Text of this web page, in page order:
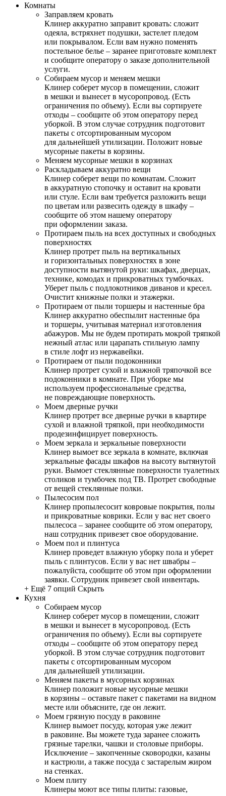
Комнаты
Заправляем кровать
Клинер аккуратно заправит кровать: сложит
одеяла, встряхнет подушки, застелет пледом
или покрывалом. Если вам нужно поменять
постельное белье – заранее приготовьте комплект
и сообщите оператору о заказе дополнительной
услуги.
Собираем мусор и меняем мешки
Клинер соберет мусор в помещении, сложит
в мешки и вынесет в мусоропровод. (Есть
ограничения по объему). Если вы сортируете
отходы – сообщите об этом оператору перед
уборкой. В этом случае сотрудник подготовит
пакеты с отсортированным мусором
для дальнейшей утилизации. Положит новые
мусорные пакеты в корзины.
Меняем мусорные мешки в корзинах
Раскладываем аккуратно вещи
Клинер соберет вещи по комнатам. Сложит
в аккуратную стопочку и оставит на кровати
или стуле. Если вам требуется разложить вещи
по цветам или развесить одежду в шкафу –
сообщите об этом нашему оператору
при оформлении заказа.
Протираем пыль на всех доступных и свободных
поверхностях
Клинер протрет пыль на вертикальных
и горизонтальных поверхностях в зоне
доступности вытянутой руки: шкафах, дверцах,
технике, комодах и прикроватных тумбочках.
Уберет пыль с подлокотников диванов и кресел.
Очистит книжные полки и этажерки.
Протираем от пыли торшеры и настенные бра
Клинер аккуратно обеспылит настенные бра
и торшеры, учитывая материал изготовления
абажуров. Мы не будем протирать мокрой тряпкой
нежный атлас или царапать стильную лампу
в стиле лофт из нержавейки.
Протираем от пыли подоконники
Клинер протрет сухой и влажной тряпочкой все
подоконники в комнате. При уборке мы
используем профессиональные средства,
не повреждающие поверхность.
Моем дверные ручки
Клинер протрет все дверные ручки в квартире
сухой и влажной тряпкой, при необходимости
продезинфицирует поверхность.
Моем зеркала и зеркальные поверхности
Клинер вымоет все зеркала в комнате, включая
зеркальные фасады шкафов на высоту вытянутой
руки. Вымоет стеклянные поверхности туалетных
столиков и тумбочек под ТВ. Протрет свободные
от вещей стеклянные полки.
Пылесосим пол
Клинер пропылесосит ковровые покрытия, полы
и прикроватные коврики. Если у вас нет своего
пылесоса – заранее сообщите об этом оператору,
наш сотрудник привезет свое оборудование.
Моем пол и плинтуса
Клинер проведет влажную уборку пола и уберет
пыль с плинтусов. Если у вас нет швабры –
пожалуйста, сообщите об этом при оформлении
заявки. Сотрудник привезет свой инвентарь.
+ Ещё 7 опций Скрыть
Кухня
Собираем мусор
Клинер соберет мусор в помещении, сложит
в мешки и вынесет в мусоропровод. (Есть
ограничения по объему). Если вы сортируете
отходы – сообщите об этом оператору перед
уборкой. В этом случае сотрудник подготовит
пакеты с отсортированным мусором
для дальнейшей утилизации.
Меняем пакеты в мусорных корзинах
Клинер положит новые мусорные мешки
в корзины – оставьте пакет с пакетами на видном
месте или объясните, где он лежит.
Моем грязную посуду в раковине
Клинер вымоет посуду, которая уже лежит
в раковине. Вы можете туда заранее сложить
грязные тарелки, чашки и столовые приборы.
Исключение – закопченные сковородки, казаны
и кастрюли, а также посуда с застарелым жиром
на стенках.
Моем плиту
Клинеры моют все типы плиты: газовые,